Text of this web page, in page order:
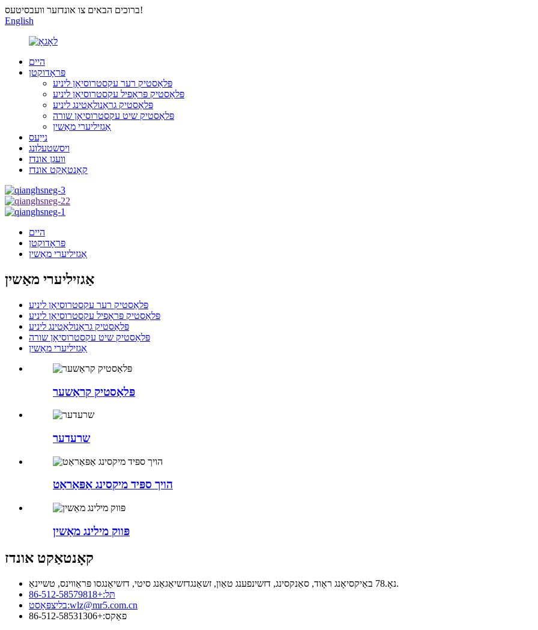
ברוכים הבאים צו אונדזער וועבסיטעס!
English
היים
פּראָדוקטן
פּלאַסטיק רער עקסטרוסיאָן ליניע
פּלאַסטיק פּראָפיל עקסטרוסיאָן ליניע
פּלאַסטיק גראַנולאַטינג ליניע
פּלאַסטיק שיט עקסטרוסיאָן שורה
אַגזיליערי מאַשין
נייַעס
ויסשטעלונג
וועגן אונדז
קאָנטאַקט אונדז
היים
פּראָדוקטן
אַגזיליערי מאַשין
אַגזיליערי מאַשין
פּלאַסטיק רער עקסטרוסיאָן ליניע
פּלאַסטיק פּראָפיל עקסטרוסיאָן ליניע
פּלאַסטיק גראַנולאַטינג ליניע
פּלאַסטיק שיט עקסטרוסיאָן שורה
אַגזיליערי מאַשין
פּלאַסטיק קראַשער
שרעדער
הויך ספּיד מיקסינג אַפּאַראַט
פּווק מילינג מאַשין
קאָנטאַקט אונדז
נאָ.78 באַיקסיאָנג ראָוד, סאַנקסינג, דזשינפענג טאַון, זשאַנגדזשיאַגאַנג סיטי, דזשיאַנגסו פּראַווינס, טשיינאַ.
תּל:+86-512-58579818
בליצפּאָסט:wlz@mr5.com.cn
פאַקס:+86-512-58531306